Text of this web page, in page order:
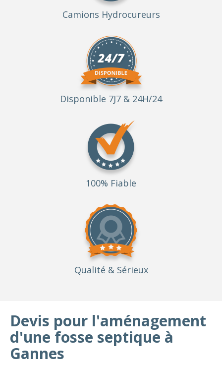
Camions Hydrocureurs
Disponible 7J7 & 24H/24
100% Fiable
Qualité & Sérieux
Devis pour l'aménagement
d'une fosse septique à
Gannes